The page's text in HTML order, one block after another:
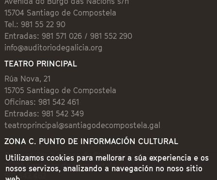
15704 Santiago de Compostela
Tel.: 981 55 22 90
Entradas: 981 571 026 / 981 552 290
info@auditoriodegalicia.org
TEATRO PRINCIPAL
Rúa Nova, 21
15705 Santiago de Compostela
Oficinas: 981 542 461
Entradas: 981 542 349
teatroprincipal@santiagodecompostela.gal
ZONA C. PUNTO DE INFORMACIÓN CULTURAL
Preguntoiro, 1 (Praza de Cervantes)
15704 Santiago de Compostela
981 542 462
Utilizamos cookies para mellorar a súa experiencia e os
nosos servizos, analizando a navegación no noso sitio